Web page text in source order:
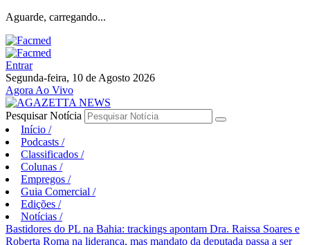
Aguarde, carregando...
Entrar
Segunda-feira, 10 de Agosto 2026
Agora Ao Vivo
Pesquisar Notícia
Início /
Podcasts /
Classificados /
Colunas /
Empregos /
Guia Comercial /
Edições /
Notícias /
Bastidores do PL na Bahia: trackings apontam Dra. Raissa Soares e
Roberta Roma na liderança, mas mandato da deputada passa a ser